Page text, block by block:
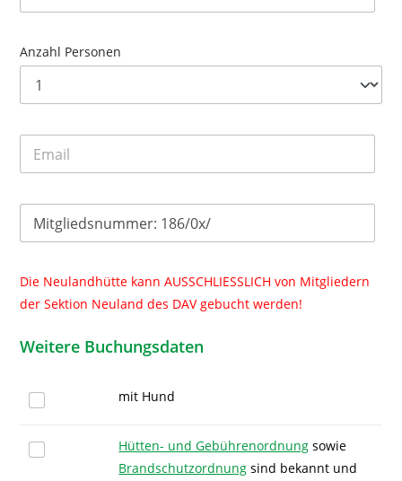
Anzahl Personen
Die Neulandhütte kann AUSSCHLIESSLICH von Mitgliedern
der Sektion Neuland des DAV gebucht werden!
Weitere Buchungsdaten
mit Hund
Hütten- und Gebührenordnung sowie
Brandschutzordnung sind bekannt und